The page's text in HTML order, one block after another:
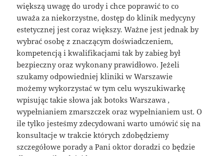
większą uwagę do urody i chce poprawić to co
uważa za niekorzystne, dostęp do klinik medycyny
estetycznej jest coraz większy. Ważne jest jednak by
wybrać osobę z znaczącym doświadczeniem,
kompetencją i kwalifikacjami tak by zabieg był
bezpieczny oraz wykonany prawidłowo. Jeżeli
szukamy odpowiedniej kliniki w Warszawie
możemy wykorzystać w tym celu wyszukiwarkę
wpisując takie słowa jak botoks Warszawa ,
wypełnianiem zmarszczek oraz wypełnianiem ust. O
ile tylko jesteśmy zdecydowani warto umówić się na
konsultacje w trakcie których zdobędziemy
szczegółowe porady a Pani oktor doradzi co będzie